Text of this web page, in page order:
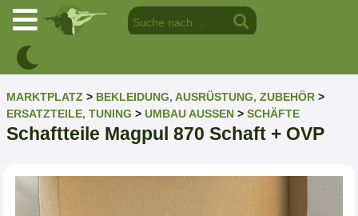
MARKTPLATZ > BEKLEIDUNG, AUSRÜSTUNG, ZUBEHÖR >
ERSATZTEILE, TUNING > UMBAU AUSSEN > SCHÄFTE
Schaftteile Magpul 870 Schaft + OVP